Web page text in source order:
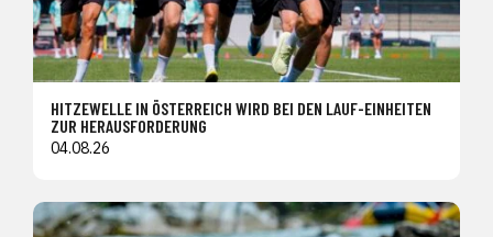
HITZEWELLE IN ÖSTERREICH WIRD BEI DEN LAUF-EINHEITEN
ZUR HERAUSFORDERUNG
04.08.26